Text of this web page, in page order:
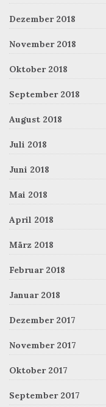
Dezember 2018
November 2018
Oktober 2018
September 2018
August 2018
Juli 2018
Juni 2018
Mai 2018
April 2018
März 2018
Februar 2018
Januar 2018
Dezember 2017
November 2017
Oktober 2017
September 2017